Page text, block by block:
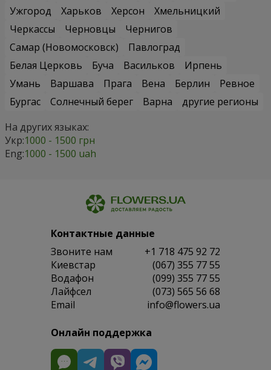
Ужгород
Харьков Херсон
Хмельницкий
Черкассы
Черновцы
Чернигов
Самар (Новомосковск)
Павлоград
Белая Церковь
Буча Васильков
Ирпень
Умань
Варшава Прага Вена Берлин
Ревное
Бургас
Солнечный берег Варна
другие регионы
На других языках:
Укр:1000 - 1500 грн
Eng:1000 - 1500 uah
Контактные данные
Звоните нам
+1 718 475 92 72
Киевстар
(067) 355 77 55
Водафон
(099) 355 77 55
Лайфсел
(073) 565 56 68
Email
info@flowers.ua
Онлайн поддержка